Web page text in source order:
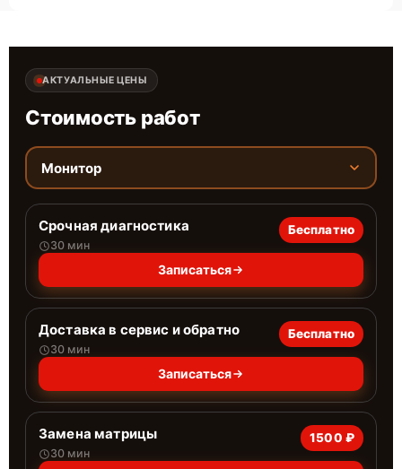
АКТУАЛЬНЫЕ ЦЕНЫ
Стоимость работ
Монитор
Срочная диагностика
30 мин
Бесплатно
Записаться
Доставка в сервис и обратно
30 мин
Бесплатно
Записаться
Замена матрицы
30 мин
1500 ₽